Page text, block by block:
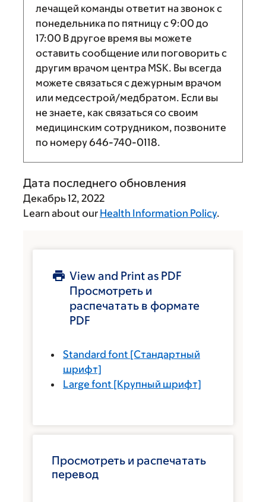
лечащей команды ответит на звонок с
понедельника по пятницу с9:00 до
17:00 В другое время вы можете
оставить сообщение или поговорить с
другим врачом центра MSK. Вы всегда
можете связаться с дежурным врачом
или медсестрой/медбратом. Если вы
не знаете, как связаться со своим
медицинским сотрудником, позвоните
по номеру646-740-0118.
Дата последнего обновления
Декабрь 12, 2022
Learn about our Health Information Policy.
View and Print as PDF
Просмотреть и
распечатать в формате
PDF
Standard font [Стандартный
шрифт]
Large font [Крупный шрифт]
Просмотреть и распечатать
перевод